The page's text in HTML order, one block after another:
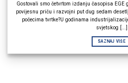
Gostovali smo četvrtom izdanju časopisa
povijesnu priču i razvojni put dug sedam
počecima tvrtke?U godinama
svjetskog [...]
SAZNAJ VIŠE